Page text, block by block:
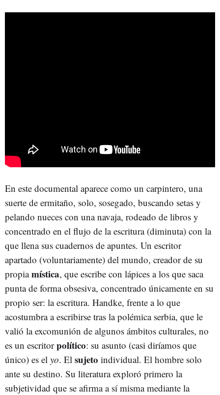
En este documental aparece como un carpintero, una
suerte de ermitaño, solo, sosegado, buscando setas y
pelando nueces con una navaja, rodeado de libros y
concentrado en el flujo de la escritura (diminuta) con la
que llena sus cuadernos de apuntes. Un escritor
apartado (voluntariamente) del mundo, creador de su
propiamística, que escribe con lápices a los que saca
punta de forma obsesiva, concentrado únicamente en su
propio ser: la escritura. Handke, frente a lo que
acostumbra a escribirse tras la polémica serbia, que le
valió la excomunión de algunos ámbitos culturales, no
es un escritorpolítico: su asunto (casi diríamos que
único) es el yo. El sujeto individual. El hombre solo
ante su destino. Su literatura exploró primero la
subjetividad que se afirma a sí misma mediante la